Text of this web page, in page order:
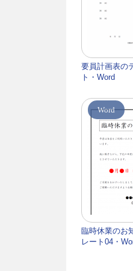
要員計画表の
ト・Word
Word
臨時休業のお
レート04・